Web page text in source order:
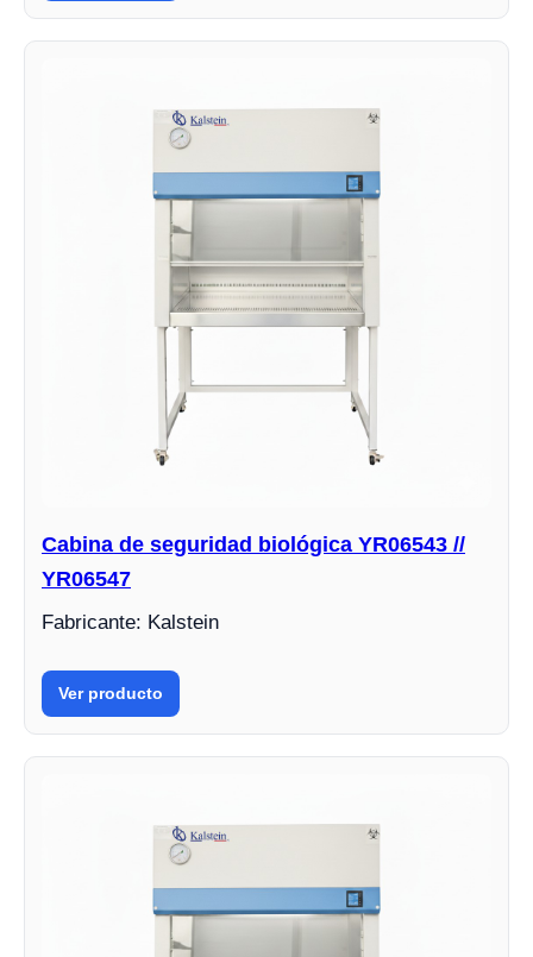
Cabina de seguridad biológica YR06543 //
YR06547
Fabricante: Kalstein
Ver producto